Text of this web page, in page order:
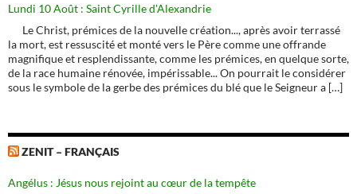
Lundi 10 Août : Saint Cyrille d'Alexandrie
Le Christ, prémices de la nouvelle création..., après avoir terrassé
la mort, est ressuscité et monté vers le Père comme une offrande
magnifique et resplendissante, comme les prémices, en quelque sorte,
de la race humaine rénovée, impérissable... On pourrait le considérer
sous le symbole de la gerbe des prémices du blé que le Seigneur a […]
ZENIT – FRANÇAIS
Angélus : Jésus nous rejoint au cœur de la tempête